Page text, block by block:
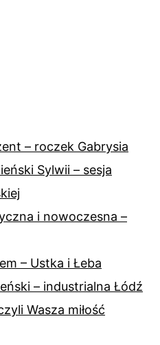
– roczek Gabrysia
Sylwii – sesja
i nowoczesna –
– Ustka i Łeba
– industrialna Łódź
Wasza miłość